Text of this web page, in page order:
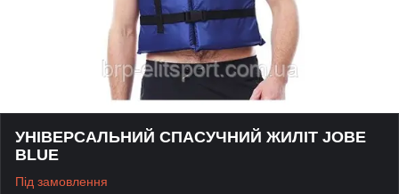
УНІВЕРСАЛЬНИЙ СПАСУЧНИЙ ЖИЛІТ JOBE
BLUE
Під замовлення